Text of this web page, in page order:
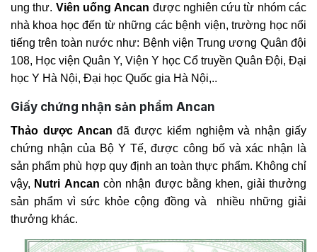
ung thư. Viên uống Ancan được nghiên cứu từ nhóm các
nhà khoa học đến từ những các bệnh viện, trường học nổi
tiếng trên toàn nước như: Bệnh viện Trung ương Quân đội
108, Học viện Quân Y, Viện Y học Cổ truyền Quân Đội, Đại
học Y Hà Nội, Đại học Quốc gia Hà Nội,..
Giấy chứng nhận sản phẩm Ancan
Thảo dược Ancan đã được kiểm nghiệm và nhận giấy
chứng nhận của Bộ Y Tế, được công bố và xác nhận là
sản phẩm phù hợp quy định an toàn thực phẩm. Không chỉ
vậy, Nutri Ancan còn nhận được bằng khen, giải thưởng
sản phẩm vì sức khỏe cộng đồng và nhiều những giải
thưởng khác.